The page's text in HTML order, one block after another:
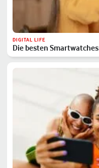
DIGITAL LIFE
Die besten